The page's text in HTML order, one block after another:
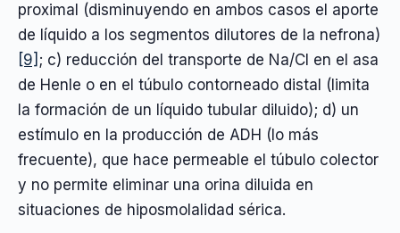
proximal (disminuyendo en ambos casos el aporte
de líquido a los segmentos dilutores de la nefrona)
[9] ; c) reducción del transporte de Na/Cl en el asa
de Henle o en el túbulo contorneado distal (limita
la formación de un líquido tubular diluido); d) un
estímulo en la producción de ADH (lo más
frecuente), que hace permeable el túbulo colector
y no permite eliminar una orina diluida en
situaciones de hiposmolalidad sérica.